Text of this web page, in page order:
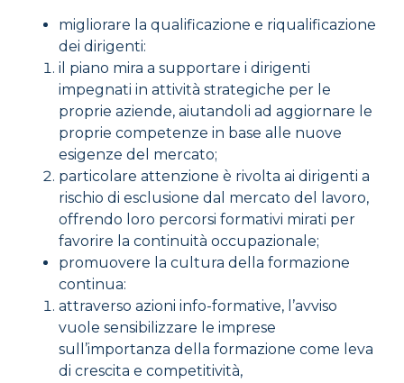
migliorare la qualificazione e riqualificazione
dei dirigenti:
il piano mira a supportare i dirigenti
impegnati in attività strategiche per le
proprie aziende, aiutandoli ad aggiornare le
proprie competenze in base alle nuove
esigenze del mercato;
particolare attenzione è rivolta ai dirigenti a
rischio di esclusione dal mercato del lavoro,
offrendo loro percorsi formativi mirati per
favorire la continuità occupazionale;
promuovere la cultura della formazione
continua:
attraverso azioni info-formative, l’avviso
vuole sensibilizzare le imprese
sull’importanza della formazione come leva
di crescita e competitività,